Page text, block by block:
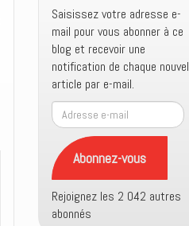
Saisissez votre adresse e-
mail pour vous abonner à ce
blog et recevoir une
notification de chaque nouvel
article par e-mail.
Adresse
e-
mail
Abonnez-vous
Rejoignez les 2 042 autres
abonnés